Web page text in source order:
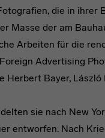
die in ihrer
Masse der am
Arbeiten für die
Advertising
Herbert Bayer, László
sie nach New
entworfen. Nach